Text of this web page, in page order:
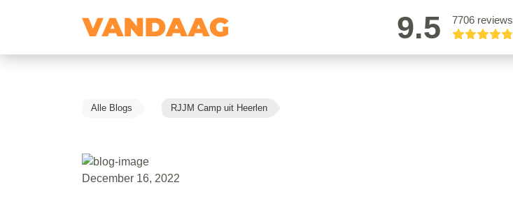
9.5 7706 reviews
Alle Blogs RJJM Camp uit Heerlen
December 16, 2022